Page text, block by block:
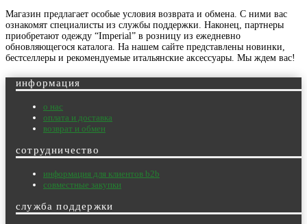
Магазин предлагает особые условия возврата и обмена. С ними вас
ознакомят специалисты из службы поддержки. Наконец, партнеры
приобретают одежду “Imperial” в розницу из ежедневно
обновляющегося каталога. На нашем сайте представлены новинки,
бестселлеры и рекомендуемые итальянские аксессуары. Мы ждем вас!
информация
о нас
оплата и доставка
возврат и обмен
сотрудничество
информация для клиентов b2b
совместные закупки
служба поддержки